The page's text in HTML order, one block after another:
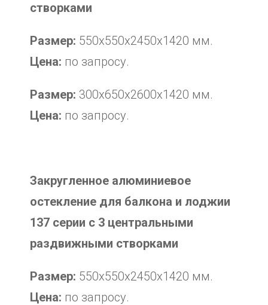
створками
Размер: 550х550х2450х1420 мм.
Цена: по запросу.
Размер: 300х650х2600х1420 мм.
Цена: по запросу.
Закругленное алюминиевое
остекление для балкона и лоджии
137 серии с 3 центральными
раздвижными створками
Размер: 550х550х2450х1420 мм.
Цена: по запросу.